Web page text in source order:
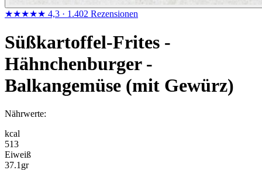
★★★★★ 4,3 · 1.402 Rezensionen
Süßkartoffel-Frites -
Hähnchenburger -
Balkangemüse (mit Gewürz)
Nährwerte:
kcal
513
Eiweiß
37.1 gr